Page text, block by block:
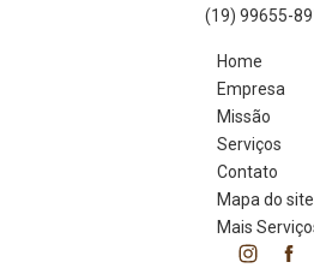
(19) 99655-
Home
Empresa
Missão
Serviços
Contato
Mapa do site
Mais